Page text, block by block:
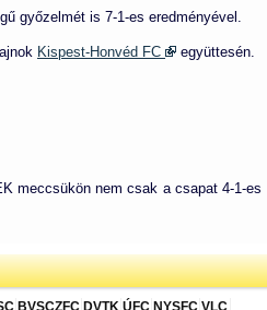
győzelmét is 7-1-es eredményével.
Kispest-Honvéd FC együttesén.
meccsükön nem csak a csapat 4-1-es